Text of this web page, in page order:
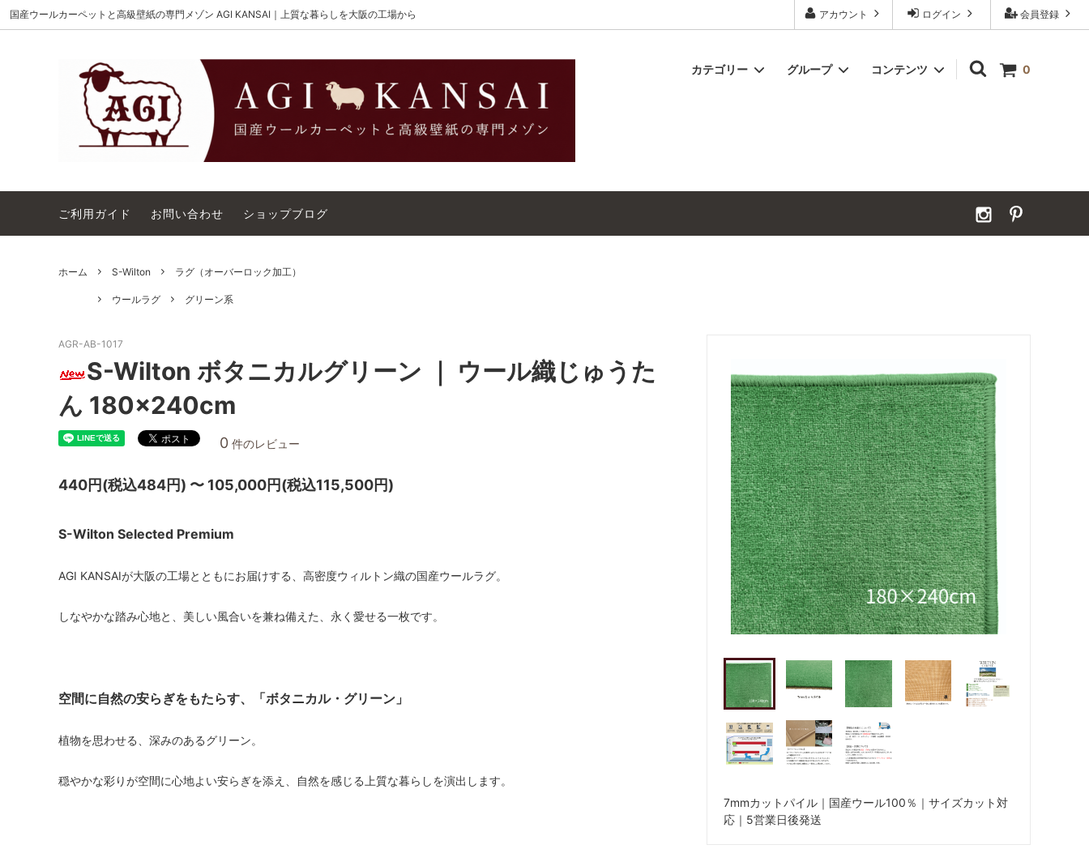
会員登録
ログイン
アカウント
国産ウールカーペットと高級壁紙の専門メゾン AGI KANSAI｜上質な暮らしを大阪の工場から
0
カテゴリー
MAISON AKIGAMI The Wilton
ウィルトンオーダー｜別注ウールカーペ
コットンテープ｜10cm幅 カーペットクリーナー｜シミトリ剤
グループ
施工用ウールカーペット ウールラグ
コンテンツ
AGI KANSAI について カーペットガイド
ご利用ガイド お問い合わせ ショップブログ
ホーム S-Wilton ラグ（オーバーロック加工）
ウールラグ グリーン系
7mmカットパイル｜国産ウール100％｜サイズカット対
応｜5営業日後発送
AGR-AB-1017
S-Wilton ボタニカルグリーン ｜ ウール織じゅうた
ん 180×240cm
0 件のレビュー
440円(税込484円) 〜 105,000円(税込115,500円)
S-Wilton Selected Premium
AGI KANSAIが大阪の工場とともにお届けする、高密度ウィルトン織の国産ウールラグ。
しなやかな踏み心地と、美しい風合いを兼ね備えた、永く愛せる一枚です。
空間に自然の安らぎをもたらす、「ボタニカル・グリーン」
植物を思わせる、深みのあるグリーン。
穏やかな彩りが空間に心地よい安らぎを添え、自然を感じる上質な暮らしを演出します。